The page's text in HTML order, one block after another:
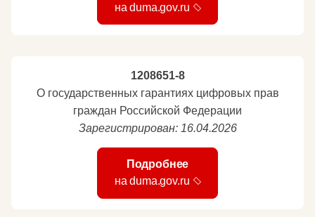
на duma.gov.ru
1208651-8
О государственных гарантиях цифровых прав
граждан Российской Федерации
Зарегистрирован: 16.04.2026
Подробнее
на duma.gov.ru